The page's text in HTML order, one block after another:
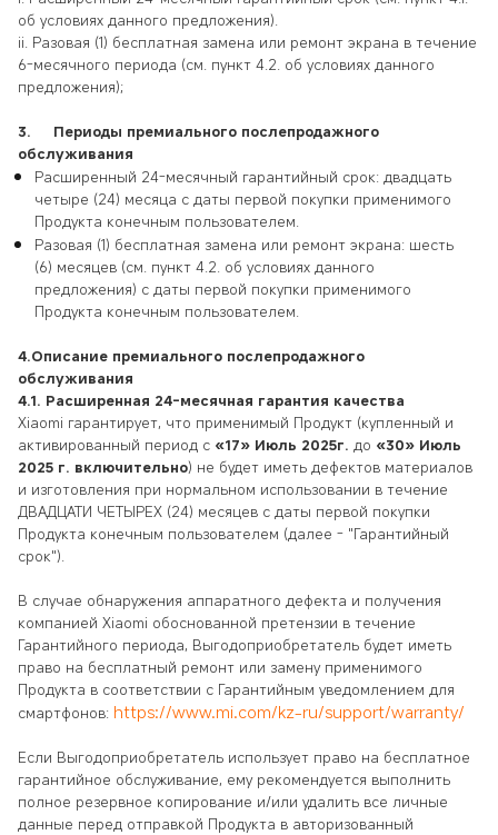
об условиях данного предложения).
ii. Разовая (1) бесплатная замена или ремонт экрана в течение
6-месячного периода (см. пункт 4.2. об условиях данного
предложения);
3. Периоды премиального послепродажного
обслуживания
Расширенный 24-месячный гарантийный срок: двадцать
четыре (24) месяца с даты первой покупки применимого
Продукта конечным пользователем.
Разовая (1) бесплатная замена или ремонт экрана: шесть
(6) месяцев (см. пункт 4.2. об условиях данного
предложения) с даты первой покупки применимого
Продукта конечным пользователем.
4.Описание премиального послепродажного
обслуживания
4.1. Расширенная 24-месячная гарантия качества
Xiaomi гарантирует, что применимый Продукт (купленный и
активированный период с «17» Июль 2025г. до «30» Июль
2025 г. включительно) не будет иметь дефектов материалов
и изготовления при нормальном использовании в течение
ДВАДЦАТИ ЧЕТЫРЕХ (24) месяцев с даты первой покупки
Продукта конечным пользователем (далее - "Гарантийный
срок").
В случае обнаружения аппаратного дефекта и получения
компанией Xiaomi обоснованной претензии в течение
Гарантийного периода, Выгодоприобретатель будет иметь
право на бесплатный ремонт или замену применимого
Продукта в соответствии с Гарантийным уведомлением для
смартфонов: https://www.mi.com/kz-ru/support/warranty/
Если Выгодоприобретатель использует право на бесплатное
гарантийное обслуживание, ему рекомендуется выполнить
полное резервное копирование и/или удалить все личные
данные перед отправкой Продукта в авторизованный